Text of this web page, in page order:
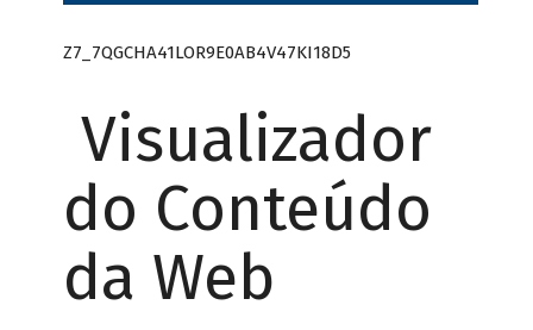
Z7_7QGCHA41LOR9E0AB4V47KI18D5
Visualizador
do Conteúdo
da Web